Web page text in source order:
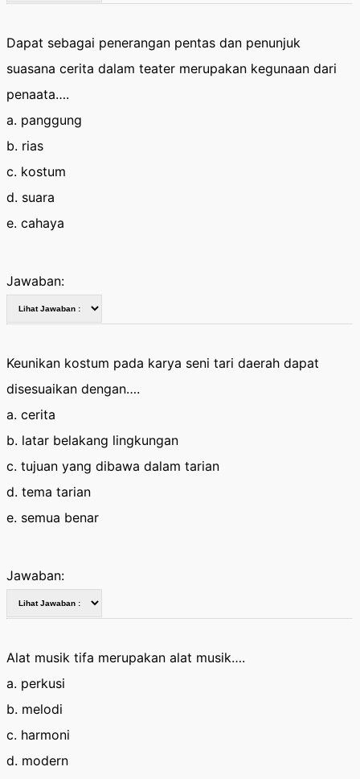
Dapat sebagai penerangan pentas dan penunjuk
suasana cerita dalam teater merupakan kegunaan dari
penaata….
a. panggung
b. rias
c. kostum
d. suara
e. cahaya
Jawaban:
Keunikan kostum pada karya seni tari daerah dapat
disesuaikan dengan….
a. cerita
b. latar belakang lingkungan
c. tujuan yang dibawa dalam tarian
d. tema tarian
e. semua benar
Jawaban:
Alat musik tifa merupakan alat musik….
a. perkusi
b. melodi
c. harmoni
d. modern